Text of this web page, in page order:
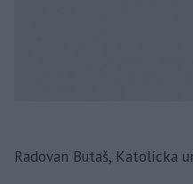
Radovan Butaš, Katolícka